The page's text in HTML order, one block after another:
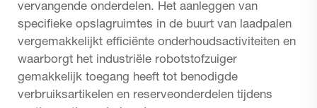
vervangende onderdelen. Het aanleggen van
specifieke opslagruimtes in de buurt van laadpalen
vergemakkelijkt efficiënte onderhoudsactiviteiten en
waarborgt het industriële robotstofzuiger
gemakkelijk toegang heeft tot benodigde
verbruiksartikelen en reserveonderdelen tijdens